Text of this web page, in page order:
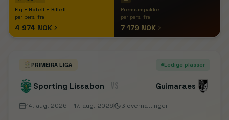
Fly + Hotell + Billett
per pers. fra
4 974 NOK
Premiumpakke
per pers. fra
7 179 NOK
PRIMEIRA LIGA Ledige plasser
Sporting Lissabon VS Guimaraes
14. aug. 2026 – 17. aug. 2026 3 overnattinger